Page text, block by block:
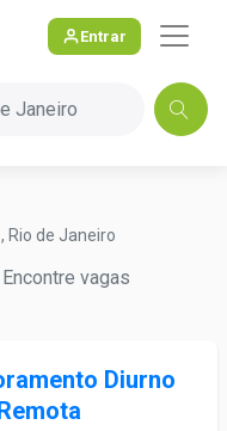
Entrar
Janeiro
Rio de Janeiro
vagas
Diurno